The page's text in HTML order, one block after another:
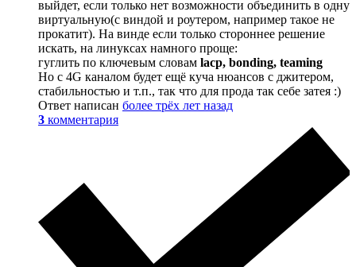
выйдет, если только нет возможности объединить в одну
виртуальную(с виндой и роутером, например такое не
прокатит). На винде если только стороннее решение
искать, на линуксах намного проще:
гуглить по ключевым словам lacp, bonding, teaming
Но с 4G каналом будет ещё куча нюансов с джитером,
стабильностью и т.п., так что для прода так себе затея :)
Ответ написан более трёх лет назад
3 комментария